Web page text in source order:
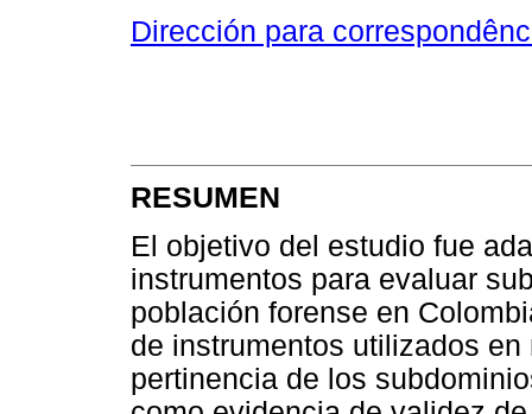
Dirección para
RESUMEN
El objetivo del estudio fue
instrumentos para evaluar
población forense en
de instrumentos utilizados
pertinencia de los